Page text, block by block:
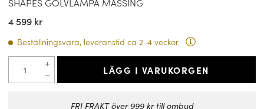
4 599 kr
Beställningsvara, leveranstid ca 2-4 veckor.
LÄGG I VARUKORGEN
FRI FRAKT över 999 kr till ombud